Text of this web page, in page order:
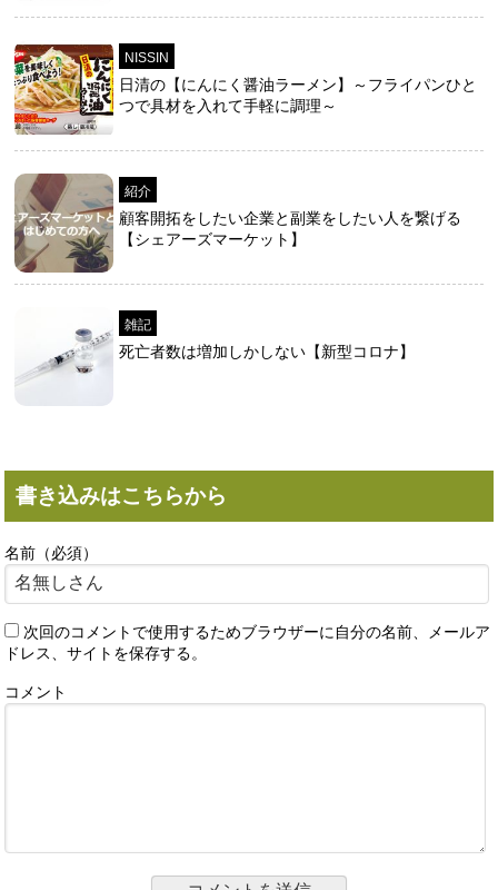
NISSIN
日清の【にんにく醤油ラーメン】～フライパンひと
つで具材を入れて手軽に調理～
紹介
顧客開拓をしたい企業と副業をしたい人を繋げる
【シェアーズマーケット】
雑記
死亡者数は増加しかしない【新型コロナ】
書き込みはこちらから
名前（必須）
次回のコメントで使用するためブラウザーに自分の名前、メールア
ドレス、サイトを保存する。
コメント